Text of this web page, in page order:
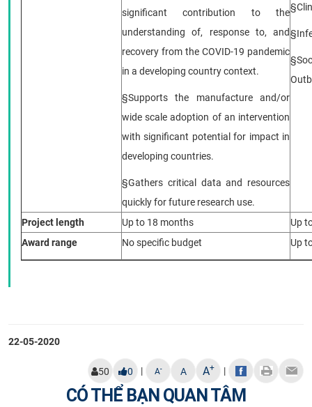
significant contribution to the
understanding of, response to, and
recovery from the COVID-19 pandemic
in a developing country context.
§Supports the manufacture and/or
wide scale adoption of an intervention
with significant potential for impact in
developing countries.
§Gathers critical data and resources
quickly for future research use.
§
§
§
Project length Up to 18 months
Up
Award range
No specific budget Up
22-05-2020
50 0 | A- A A+ |
CÓ THỂ BẠN QUAN TÂM